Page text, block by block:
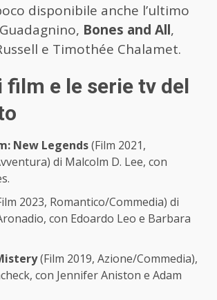
disponibile anche l’ultimo
Bones and All,
e Timothée Chalamet.
film e le serie tv del
New Legends(Film 2021,
di Malcolm D. Lee, con
2023, Romantico/Commedia) di
con Edoardo Leo e Barbara
(Film 2019, Azione/Commedia),
con Jennifer Aniston e Adam